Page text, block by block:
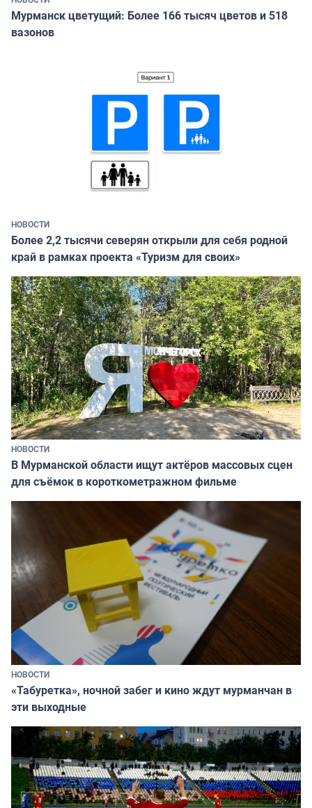
Мурманск цветущий: Более 166 тысяч цветов и 518
вазонов
НОВОСТИ
Более 2,2 тысячи северян открыли для себя родной
край в рамках проекта «Туризм для своих»
НОВОСТИ
В Мурманской области ищут актёров массовых сцен
для съёмок в короткометражном фильме
НОВОСТИ
«Табуретка», ночной забег и кино ждут мурманчан в
эти выходные